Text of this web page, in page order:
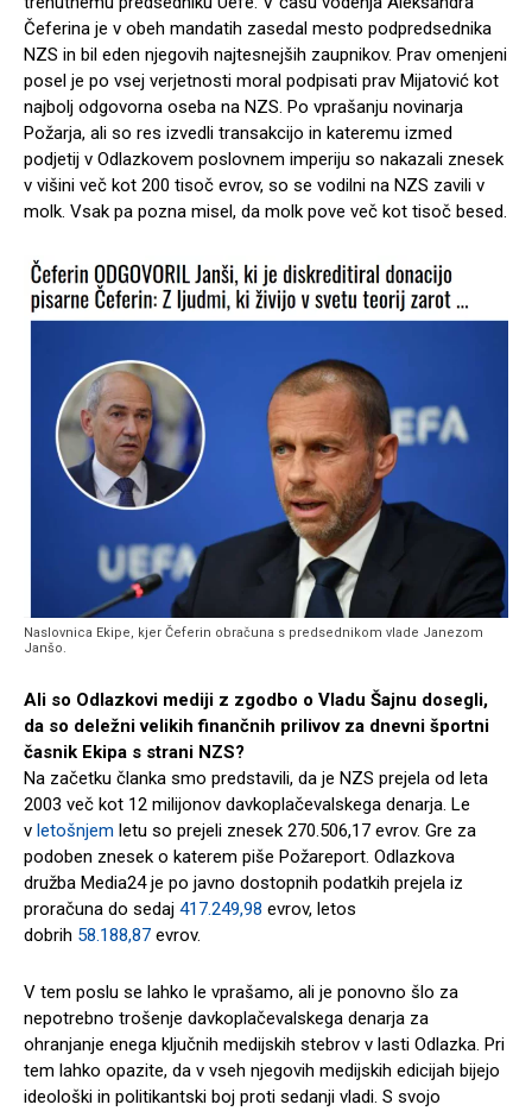
Čeferina je v obeh mandatih zasedal mesto podpredsednika
NZS in bil eden njegovih najtesnejših zaupnikov. Prav omenjeni
posel je po vsej verjetnosti moral podpisati prav Mijatović kot
najbolj odgovorna oseba na NZS. Po vprašanju novinarja
Požarja, ali so res izvedli transakcijo in kateremu izmed
podjetij v Odlazkovem poslovnem imperiju so nakazali znesek
v višini več kot 200 tisoč evrov, so se vodilni na NZS zavili v
molk. Vsak pa pozna misel, da molk pove več kot tisoč besed.
Naslovnica Ekipe, kjer Čeferin obračuna s predsednikom vlade Janezom
Janšo.
Ali so Odlazkovi mediji z zgodbo o Vladu Šajnu dosegli,
da so deležni velikih finančnih prilivov za dnevni športni
časnik Ekipa s strani NZS?
Na začetku članka smo predstavili, da je NZS prejela od leta
2003 več kot 12 milijonov davkoplačevalskega denarja. Le
v letošnjem letu so prejeli znesek 270.506,17 evrov. Gre za
podoben znesek o katerem piše Požareport. Odlazkova
družba Media24 je po javno dostopnih podatkih prejela iz
proračuna do sedaj 417.249,98 evrov, letos
dobrih 58.188,87 evrov.
V tem poslu se lahko le vprašamo, ali je ponovno šlo za
nepotrebno trošenje davkoplačevalskega denarja za
ohranjanje enega ključnih medijskih stebrov v lasti Odlazka. Pri
tem lahko opazite, da v vseh njegovih medijskih edicijah bijejo
ideološki in politikantski boj proti sedanji vladi. S svojo